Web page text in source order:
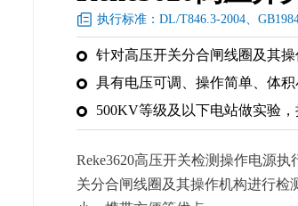
执行标准：DL/T846.3-2004、
针对高压开关分合闸线圈及其
具有电压可调、操作简单、体
500KV等级及以下电站做实验
Reke3620高压开关检测操作电源
关分合闸线圈及其操作机构进行检